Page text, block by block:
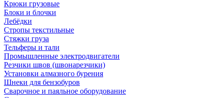
Крюки грузовые
Блоки и блочки
Лебёдки
Стропы текстильные
Стяжки груза
Тельферы и тали
Промышленные электродвигатели
Резчики швов (швонарезчики)
Установки алмазного бурения
Шнеки для бензобуров
Сварочное и паяльное оборудование